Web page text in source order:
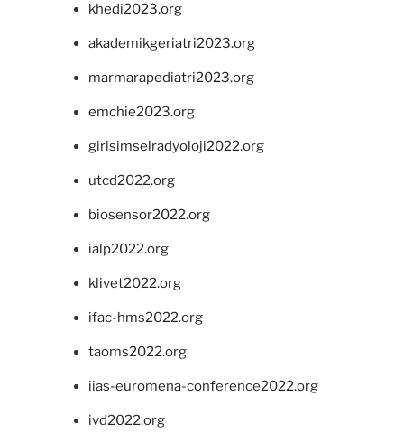
khedi2023.org
akademikgeriatri2023.org
marmarapediatri2023.org
emchie2023.org
girisimselradyoloji2022.org
utcd2022.org
biosensor2022.org
ialp2022.org
klivet2022.org
ifac-hms2022.org
taoms2022.org
iias-euromena-conference2022.org
ivd2022.org